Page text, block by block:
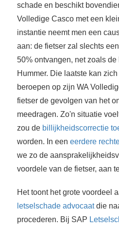
schade en beschikt
Volledige Casco met een
instantie neemt men een
aan: de fietser zal slechts
50% ontvangen, net zoals
Hummer. Die laatste kan
beroepen op zijn WA
fietser de gevolgen van het
meedragen. Zo'n situatie
zou de billijkheidscorrectie
worden. In een eerdere
we zo de
voordele van de fietser, aan
Het toont het grote voordeel
letselschade advocaatdie
procederen. Bij SAP